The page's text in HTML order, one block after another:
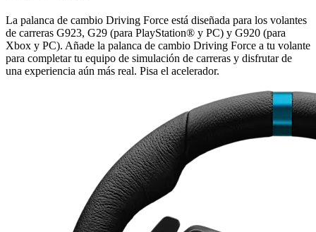
La palanca de cambio Driving Force está diseñada para los volantes
de carreras G923, G29 (para PlayStation® y PC) y G920 (para
Xbox y PC). Añade la palanca de cambio Driving Force a tu volante
para completar tu equipo de simulación de carreras y disfrutar de
una experiencia aún más real. Pisa el acelerador.